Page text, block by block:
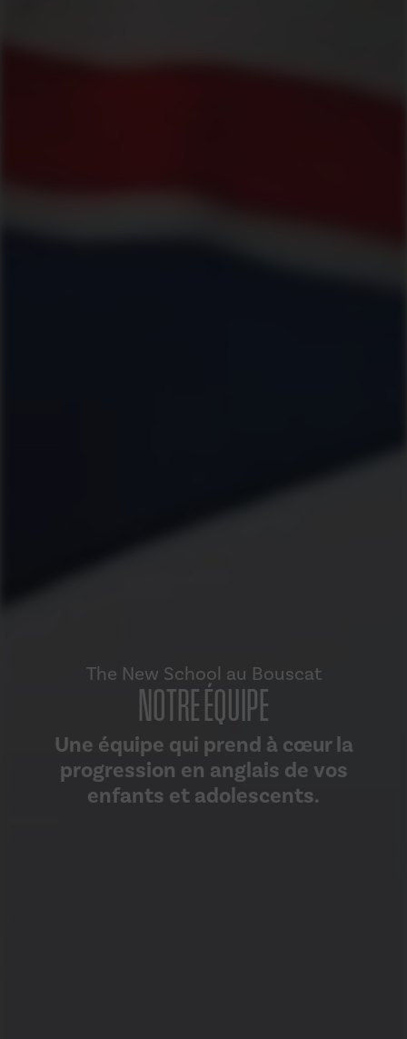
The New School au Bouscat
NOTRE ÉQUIPE
Une équipe qui prend à cœur la
progression en anglais de vos
enfants et adolescents.